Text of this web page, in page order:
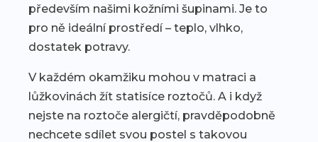
především našimi kožními šupinami. Je to
pro ně ideální prostředí – teplo, vlhko,
dostatek potravy.
V každém okamžiku mohou v matraci a
lůžkovinách žít statisíce roztočů. A i když
nejste na roztoče alergičtí, pravděpodobně
nechcete sdílet svou postel s takovou